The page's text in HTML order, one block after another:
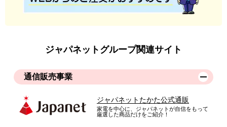
ジャパネットグループ関連サイト
通信販売事業
ジャパネットたかた公式通販
家電を中心に、ジャパネットが自信をもって
厳選した商品だけをご紹介！